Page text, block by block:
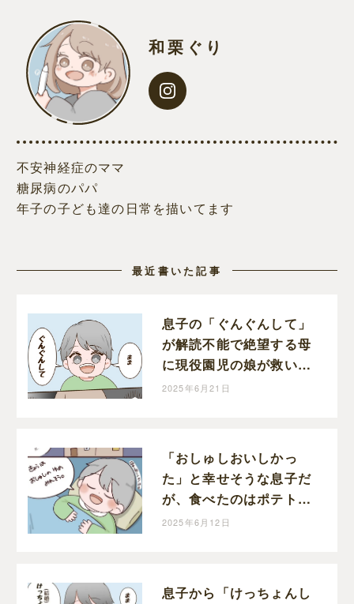
和栗ぐり
不安神経症のママ
糖尿病のパパ
年子の子ども達の日常を描いてます
最近書いた記事
息子の「ぐんぐんして」
が解読不能で絶望する母
に現役園児の娘が救いの
手を差し伸べる｜和栗家
2025年6月21日
「おしゅしおいしかっ
た」と幸せそうな息子だ
が、食べたのはポテトと
唐揚げです｜和栗家の
2025年6月12日
息子から「けっちょんし